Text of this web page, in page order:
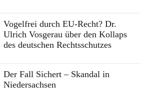
Vogelfrei durch EU-Recht? Dr.
Ulrich Vosgerau über den Kollaps
des deutschen Rechtsschutzes
Der Fall Sichert – Skandal in
Niedersachsen